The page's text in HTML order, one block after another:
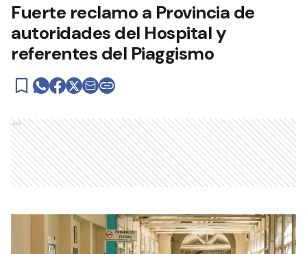
Fuerte reclamo a Provincia de
autoridades del Hospital y
referentes del Piaggismo
Ads